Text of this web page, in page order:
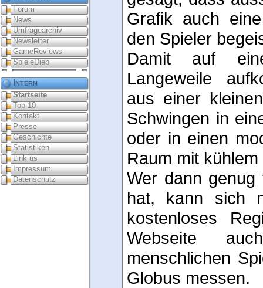
Forum
News
Umfragearchiv
Newsletter
GameReviews
SpieleDieb
Intern
Startseite
Top 10
Kontakt
Presse
Geschichte
Statistiken
Link us
Impressum
Datenschutz
Grafik auch
den Spieler
Damit auf
Langeweile
aus einer
Schwingen in
oder in einen
Raum mit
Wer dann genug
hat, kann sich
kostenloses
Webseite
menschlichen
Globus messen.